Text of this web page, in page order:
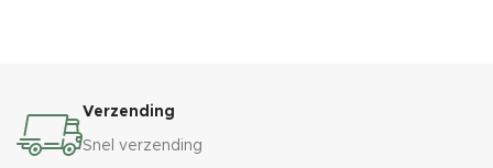
Verzending
Snel verzending